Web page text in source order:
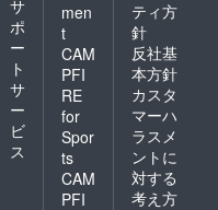
サ
ポ
ー
ト
サ
ー
ビ
ス
men
t
CAM
PFI
RE
for
Spor
ts
CAM
PFI
ティ方
針
反社基
本方針
カスタ
マーハ
ラスメ
ントに
対する
考え方